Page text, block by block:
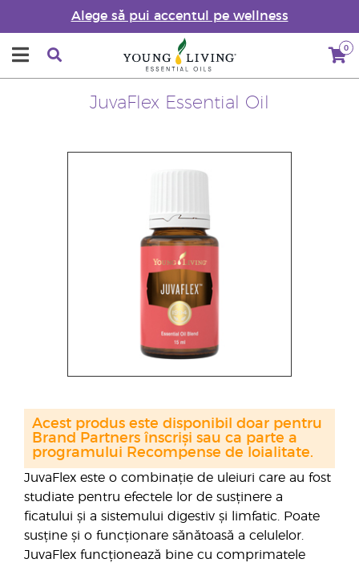
Alege să pui accentul pe wellness
0
JuvaFlex Essential Oil
JuvaFlex este o combinație de uleiuri care au fost
studiate pentru efectele lor de susținere a
ficatului și a sistemului digestiv și limfatic. Poate
susține și o funcționare sănătoasă a celulelor.
JuvaFlex funcționează bine cu comprimatele
Acest produs este disponibil doar pentru
Brand Partners înscriși sau ca parte a
programului Recompense de loialitate.